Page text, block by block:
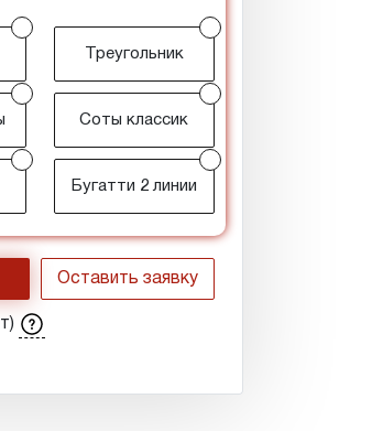
Треугольник
Соты классик
Бугатти 2 линии
Оставить заявку